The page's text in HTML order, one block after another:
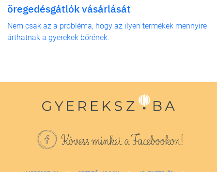
öregedésgátlók vásárlását
Nem csak az a probléma, hogy az ilyen termékek mennyire
árthatnak a gyerekek bőrének.
Kövess minket a Facebookon!